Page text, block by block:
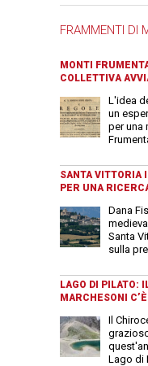
FRAMMENTI DI
MONTI
COLLETTIVA
L'idea
un
per una
SANTA VITTORIA
PER UNA
Dana
Santa
sulla
LAGO DI PILATO:
MARCHESONI C’È
Il
Lago di